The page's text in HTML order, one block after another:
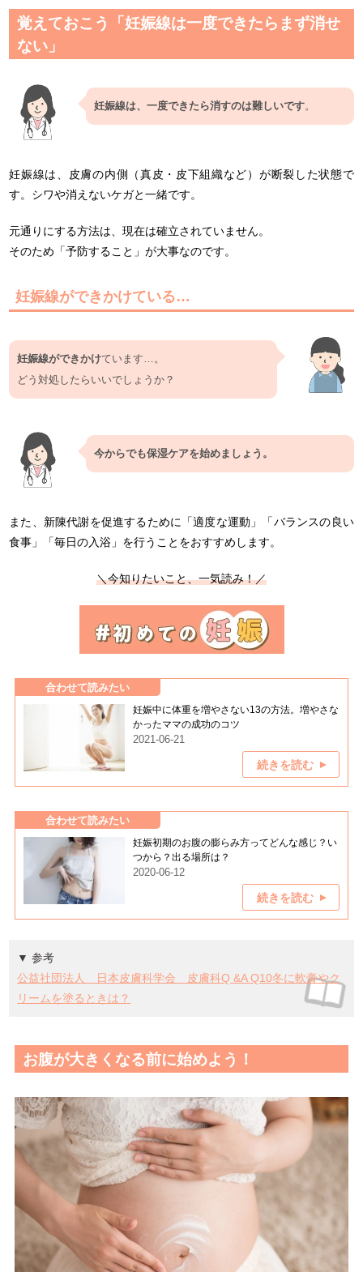
覚えておこう「妊娠線は一度できたらまず消せ
ない」
妊娠線は、一度できたら消すのは難しいです。
妊娠線は、皮膚の内側（真皮・皮下組織など）が断裂した状態で
す。シワや消えないケガと一緒です。
元通りにする方法は、現在は確立されていません。
そのため「予防すること」が大事なのです。
妊娠線ができかけている…
妊娠線ができかけています…。
どう対処したらいいでしょうか？
今からでも保湿ケアを始めましょう。
また、新陳代謝を促進するために「適度な運動」「バランスの良い
食事」「毎日の入浴」を行うことをおすすめします。
＼今知りたいこと、一気読み！／
合わせて読みたい
妊娠中に体重を増やさない13の方法。増やさな
かったママの成功のコツ
2021-06-21
続きを読む
合わせて読みたい
妊娠初期のお腹の膨らみ方ってどんな感じ？い
つから？出る場所は？
2020-06-12
続きを読む
▼ 参考
公益社団法人 日本皮膚科学会 皮膚科Q &A Q10冬に軟膏やク
リームを塗るときは？
お腹が大きくなる前に始めよう！